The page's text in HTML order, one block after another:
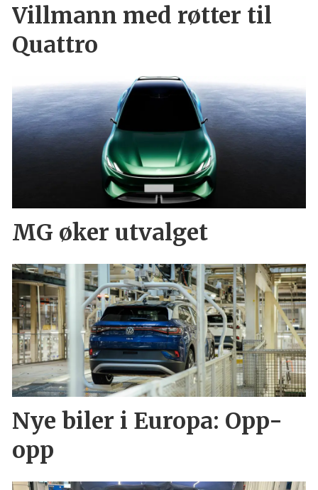
Villmann med røtter til
Quattro
MG øker utvalget
Nye biler i Europa: Opp-
opp